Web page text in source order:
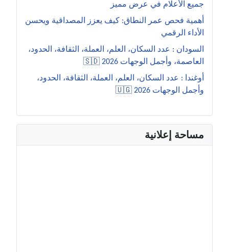
جميع الأعلام في عرض مميز
أهمية فحص عمر النطاق: كيف يعزز المصداقية ويحسن
الأداء الرقمي
السودان : عدد السكان، العلم، العملة، الثقافة، الحدود،
العاصمة، وأجمل الوجهات 2026 🇸🇩
أوغندا : عدد السكان، العلم، العملة، الثقافة، الحدود،
وأجمل الوجهات 2026 🇺🇬
مساحة إعلانية